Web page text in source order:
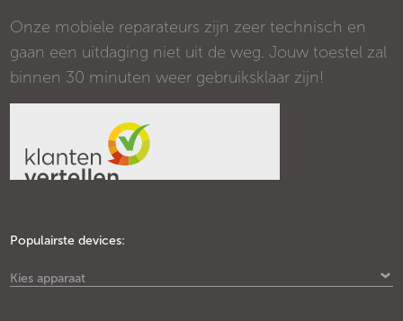
Onze mobiele reparateurs zijn zeer technisch en
gaan een uitdaging niet uit de weg. Jouw toestel zal
binnen 30 minuten weer gebruiksklaar zijn!
Populairste devices:
Kies apparaat